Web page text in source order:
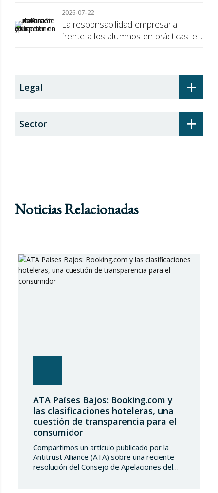
2026-07-22
La responsabilidad empresarial
frente a los alumnos en prácticas: el
+
Legal
+
Sector
Noticias Relacionadas
ATA Países Bajos: Booking.com y
las clasificaciones hoteleras, una
cuestión de transparencia para el
consumidor
Compartimos un artículo publicado por la
Antitrust Alliance (ATA) sobre una reciente
resolución del Consejo de Apelaciones del